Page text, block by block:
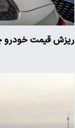
ریزش قیمت خودرو